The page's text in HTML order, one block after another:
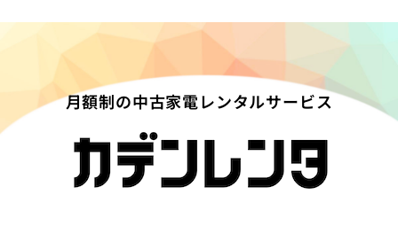
月額制の中古家電レンタルサービス